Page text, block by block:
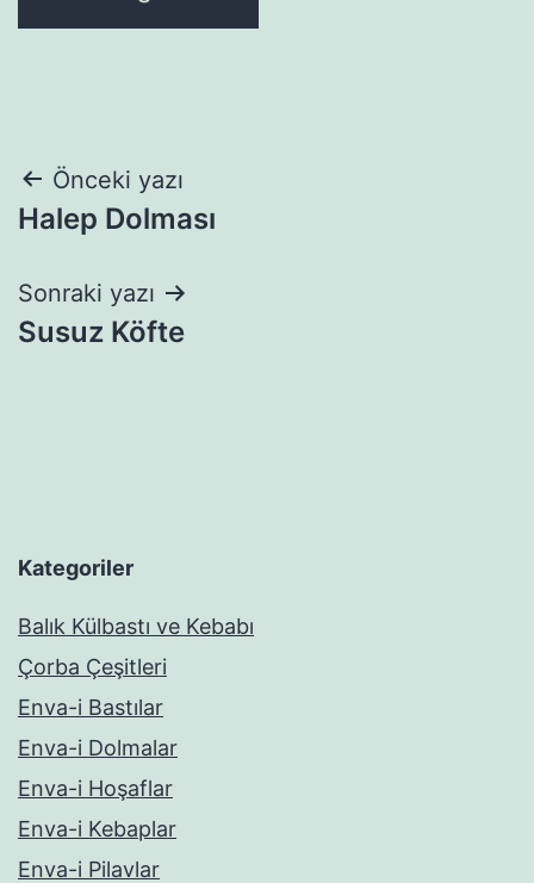
Yazı
gezinmesi
Önceki yazı
Halep Dolması
Sonraki yazı
Susuz Köfte
Kategoriler
Balık Külbastı ve Kebabı
Çorba Çeşitleri
Enva-i Bastılar
Enva-i Dolmalar
Enva-i Hoşaflar
Enva-i Kebaplar
Enva-i Pilavlar